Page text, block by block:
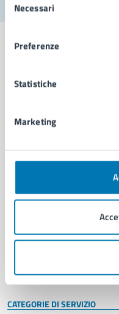
delNecessari
Preferenze
Statistiche
Marketing
Comune di
AMMINISTRAZIONE
Organi di governo
Enti e fondazioni
Personale amministrativo
Intranet, posta aziendale e
CATEGORIE DI SERVIZIO